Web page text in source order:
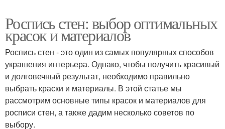
Роспись стен: выбор оптимальных
красок и материалов
Роспись стен - это один из самых популярных способов
украшения интерьера. Однако, чтобы получить красивый
и долговечный результат, необходимо правильно
выбрать краски и материалы. В этой статье мы
рассмотрим основные типы красок и материалов для
росписи стен, а также дадим несколько советов по
выбору.